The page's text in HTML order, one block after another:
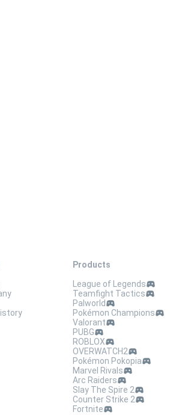
Products
League of Legends
Teamfight Tactics
Palworld
Pokémon Champions
Valorant
PUBG
ROBLOX
OVERWATCH2
Pokémon Pokopia
Marvel Rivals
Arc Raiders
Slay The Spire 2
Counter Strike 2
Fortnite